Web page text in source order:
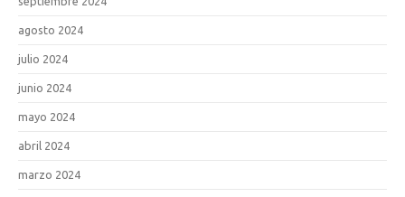
agosto 2024
julio 2024
junio 2024
mayo 2024
abril 2024
marzo 2024